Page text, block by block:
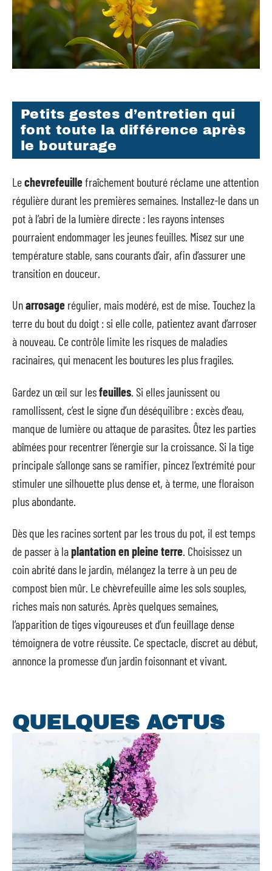
Petits gestes d’entretien qui
font toute la différence après
le bouturage
Lechevrefeuillefraîchement bouturé réclame une attention
régulière durant les premières semaines. Installez-le dans un
pot à l’abri de la lumière directe : les rayons intenses
pourraient endommager les jeunes feuilles. Misez sur une
température stable, sans courants d’air, afin d’assurer une
transition en douceur.
Unarrosage régulier, mais modéré, est de mise. Touchez la
terre du bout du doigt : si elle colle, patientez avant d’arroser
à nouveau. Ce contrôle limite les risques de maladies
racinaires, qui menacent les boutures les plus fragiles.
Gardez un œil sur lesfeuilles . Si elles jaunissent ou
ramollissent, c’est le signe d’un déséquilibre : excès d’eau,
manque de lumière ou attaque de parasites. Ôtez les parties
abîmées pour recentrer l’énergie sur la croissance. Si la tige
principale s’allonge sans se ramifier, pincez l’extrémité pour
stimuler une silhouette plus dense et, à terme, une floraison
plus abondante.
Dès que les racines sortent par les trous du pot, il est temps
de passer à laplantation en pleine terre. Choisissez un
coin abrité dans le jardin, mélangez la terre à un peu de
compost bien mûr. Le chèvrefeuille aime les sols souples,
riches mais non saturés. Après quelques semaines,
l’apparition de tiges vigoureuses et d’un feuillage dense
témoignera de votre réussite. Ce spectacle, discret au début,
annonce la promesse d’un jardin foisonnant et vivant.
QUELQUES ACTUS